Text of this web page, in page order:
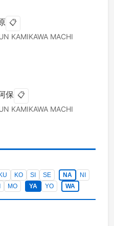
📋
KAMIKAWA MACHI
保 📋
KAMIKAWA MACHI
KU KO SI SE NA
NI
MO YA YO WA